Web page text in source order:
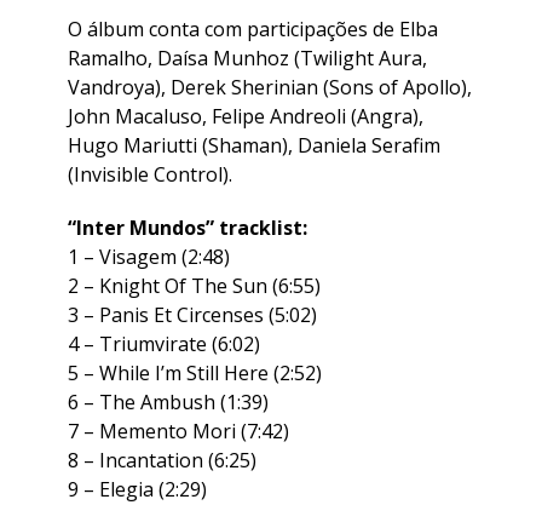
O álbum conta com participações de Elba
Ramalho, Daísa Munhoz (Twilight Aura,
Vandroya), Derek Sherinian (Sons of Apollo),
John Macaluso, Felipe Andreoli (Angra),
Hugo Mariutti (Shaman), Daniela Serafim
(Invisible Control).
“Inter Mundos” tracklist:
1 – Visagem (2:48)
2 – Knight Of The Sun (6:55)
3 – Panis Et Circenses (5:02)
4 – Triumvirate (6:02)
5 – While I’m Still Here (2:52)
6 – The Ambush (1:39)
7 – Memento Mori (7:42)
8 – Incantation (6:25)
9 – Elegia (2:29)